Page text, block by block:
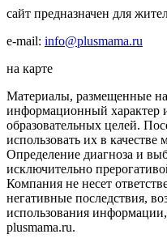
сайт предназначен для
e-mail: info@plusmama.ru
на карте
Материалы, размещенные
информационный характер
образовательных целей.
использовать их в
Определение диагноза и
исключительно
Компания не несет
негативные последствия,
использования
plusmama.ru.